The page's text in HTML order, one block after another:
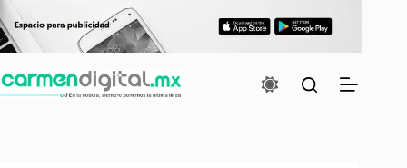
Saltar
al
contenido